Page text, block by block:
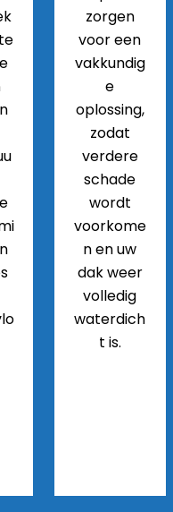
zorgen
voor een
vakkundig
e
oplossing,
zodat
verdere
schade
wordt
voorkome
n en uw
dak weer
volledig
waterdich
t is.